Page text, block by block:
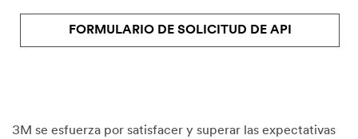
FORMULARIO DE SOLICITUD DE API
3M se esfuerza por satisfacer y superar las expectativas